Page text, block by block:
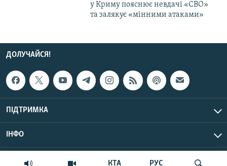
КТА РУС
у Криму пояснює невдачі «СВО»
та залякує «мінними атаками»
ДОЛУЧАЙСЯ!
ПІДТРИМКА
ІНФО
© Крим.Реалії, 2026 | Усі права застережено.